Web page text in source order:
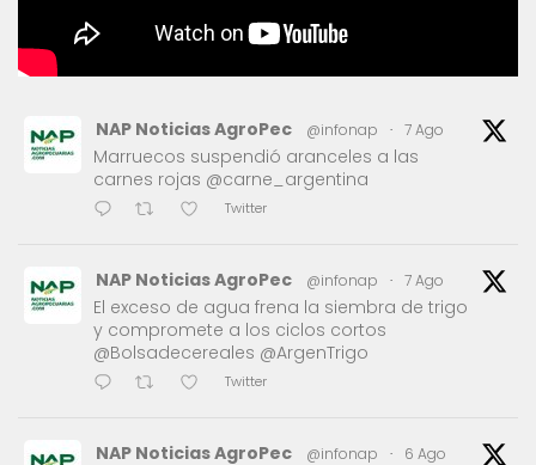
NAP Noticias AgroPec @infonap · 7 Ago
Marruecos suspendió aranceles a las
carnes rojas @carne_argentina
Twitter
NAP Noticias AgroPec @infonap · 7 Ago
El exceso de agua frena la siembra de trigo
y compromete a los ciclos cortos
@Bolsadecereales @ArgenTrigo
Twitter
NAP Noticias AgroPec @infonap · 6 Ago